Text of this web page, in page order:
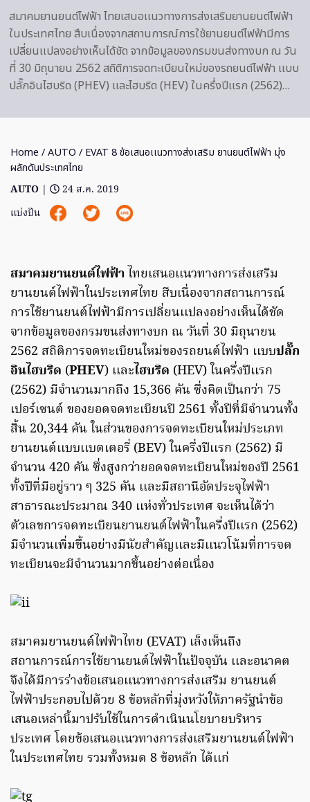
สมาคมยานยนต์ไฟฟ้า ไทยเสนอเเนวทางการส่งเสริมยานยนต์ไฟฟ้า
ในประเทศไทย สืบเนื่องจากสถานการณ์การใช้ยานยนต์ไฟฟ้ามีการ
เปลี่ยนเเปลงอย่างเห็นได้ชัด จากข้อมูลของกรมขนส่งทางบก ณ วัน
ที่ 30 มิถุนายน 2562 สถิติการจดทะเบียนใหม่ของรถยนต์ไฟฟ้า เเบบ
ปลั๊กอินไฮบริด (PHEV) เเละไฮบริด (HEV) ในครึ่งปีเเรก (2562)…
Home /AUTO / EVAT 8 ข้อเสนอเเนวทางส่งเสริม ยานยนต์ไฟฟ้า มุ่ง
ผลักดันประเทศไทย
AUTO |
24 ส.ค. 2019
แบ่งปัน
สมาคมยานยนต์ไฟฟ้า ไทยเสนอเเนวทางการส่งเสริม
ยานยนต์ไฟฟ้าในประเทศไทย สืบเนื่องจากสถานการณ์
การใช้ยานยนต์ไฟฟ้ามีการเปลี่ยนเเปลงอย่างเห็นได้ชัด
จากข้อมูลของกรมขนส่งทางบก ณ วันที่ 30 มิถุนายน
2562 สถิติการจดทะเบียนใหม่ของรถยนต์ไฟฟ้า เเบบปลั๊ก
อินไฮบริด (PHEV) เเละไฮบริด (HEV) ในครึ่งปีเเรก
(2562) มีจำนวนมากถึง 15,366 คัน ซึ่งคิดเป็นกว่า 75
เปอร์เซนต์ ของยอดจดทะเบียนปี 2561 ทั้งปีที่มีจำนวนทั้ง
สิ้น 20,344 คัน ในส่วนของการจดทะเบียนใหม่ประเภท
ยานยนต์เเบบเเบตเตอรี่ (BEV) ในครึ่งปีเเรก (2562) มี
จำนวน 420 คัน ซึ่งสูงกว่ายอดจดทะเบียนใหม่ของปี 2561
ทั้งปีที่มีอยู่ราว ๆ 325 คัน เเละมีสถานีอัดประจุไฟฟ้า
สาธารณะประมาณ 340 เเห่งทั่วประเทศ จะเห็นได้ว่า
ตัวเลขการจดทะเบียนยานยนต์ไฟฟ้าในครึ่งปีเเรก (2562)
มีจำนวนเพิ่มขึ้นอย่างมีนัยสำคัญเเละมีเเนวโน้มที่การจด
ทะเบียนจะมีจำนวนมากขึ้นอย่างต่อเนื่อง
สมาคมยานยนต์ไฟฟ้าไทย (EVAT) เล็งเห็นถึง
สถานการณ์การใช้ยานยนต์ไฟฟ้าในปัจจุบัน เเละอนาคต
จึงได้มีการร่างข้อเสนอเเนวทางการส่งเสริม ยานยนต์
ไฟฟ้าประกอบไปด้วย 8 ข้อหลักที่มุ่งหวังให้ภาครัฐนำข้อ
เสนอเหล่านี้มาปรับใช้ในการดำเนินนโยบายบริหาร
ประเทศ โดยข้อเสนอเเนวทางการส่งเสริมยานยนต์ไฟฟ้า
ในประเทศไทย รวมทั้งหมด 8 ข้อหลัก ได้เเก่